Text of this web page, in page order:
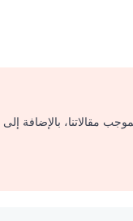
مقالاتنا، بالإضافة